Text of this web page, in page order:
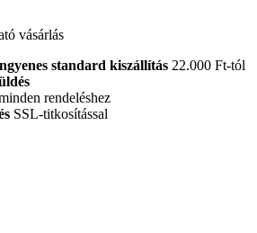
vásárlás
standard kiszállítás 22.000 Ft-tól
rendeléshez
SSL-titkosítással